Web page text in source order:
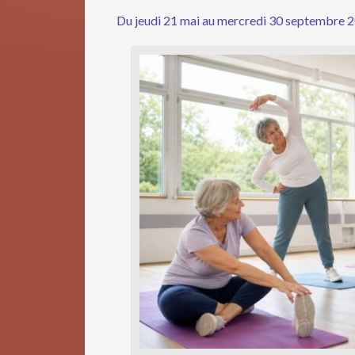
Du jeudi 21 mai au mercredi 30 septembre